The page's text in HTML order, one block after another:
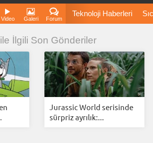
Video Galeri Forum
Teknoloji Haberleri
Film Önerileri
Fiyatları Vizyondaki
İnstagram Dondurma
ile İlgili Son Gönderiler
Jurassic World serisinde
sürpriz ayrılık:...